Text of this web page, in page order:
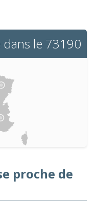
dans le 73190
proche de